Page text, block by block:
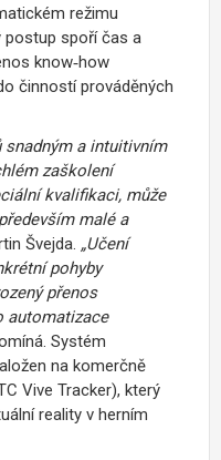
režimu
postup spoří čas a
know‑how
činností prováděných
snadným a intuitivním
zaškolení
kvalifikaci, může
malé a
Švejda. „Učení
pohyby
přenos
automatizace
Systém
na komerčně
Vive Tracker), který
reality v herním